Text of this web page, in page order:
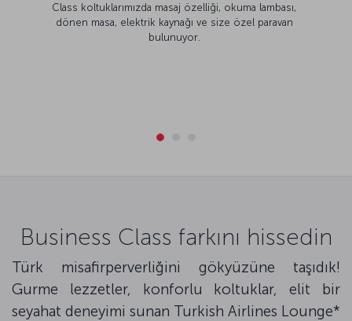
Class koltuklarımızda masaj özelliği, okuma lambası,
dönen masa, elektrik kaynağı ve size özel paravan
bulunuyor.
Business Class farkını hissedin
Türk misafirperverliğini gökyüzüne taşıdık!
Gurme lezzetler, konforlu koltuklar, elit bir
seyahat deneyimi sunan Turkish Airlines Lounge*